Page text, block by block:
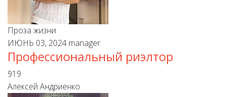
Проза жизни
ИЮНЬ 03, 2024 manager
Профессиональный риэлтор
919
Алексей Андриенко